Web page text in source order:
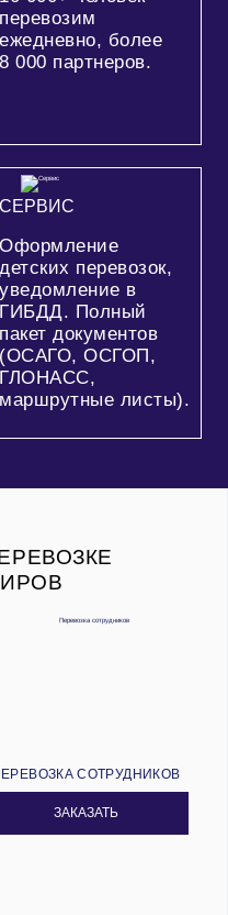
перевозим
ежедневно, более
8 000 партнеров.
СЕРВИС
Оформление
детских перевозок,
уведомление в
ГИБДД. Полный
пакет документов
(ОСАГО, ОСГОП,
ГЛОНАСС,
маршрутные листы).
СОТРУДНИКОВ
ЗАКАЗАТЬ